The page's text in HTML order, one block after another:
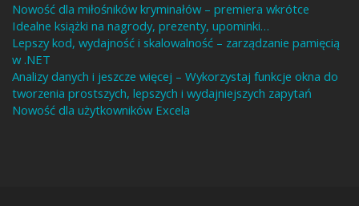
Nowość dla miłośników kryminałów – premiera wkrótce
Idealne książki na nagrody, prezenty, upominki…
Lepszy kod, wydajność i skalowalność – zarządzanie pamięcią
w .NET
Analizy danych i jeszcze więcej – Wykorzystaj funkcje okna do
tworzenia prostszych, lepszych i wydajniejszych zapytań
Nowość dla użytkowników Excela